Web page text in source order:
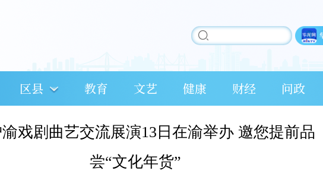
区县 教育 文艺 健康 财经 问政
戏剧曲艺交流展演13日在渝举办 邀您提前品
尝“文化年货”